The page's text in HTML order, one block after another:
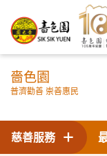
嗇色園
普濟勸善 崇善惠民
慈善服務